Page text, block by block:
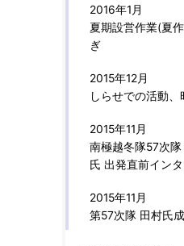
2016年1月
夏期設営作業(夏
ぎ
2015年12月
しらせでの活動
2015年11月
南極越冬隊57次隊
氏 出発直前イン
2015年11月
第57次隊 田村氏